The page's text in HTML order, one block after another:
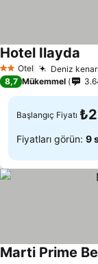
2 Yıldız
Otel Deniz
Hotel Ilayda
8,7 Mükemmel
Başlangıç Fiyatı
Fiyatları görün: 9
Marti Prime